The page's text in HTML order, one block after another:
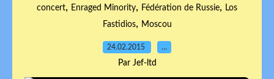
concert, Enraged Minority, Fédération de Russie, Los
Fastidios, Moscou
24.02.2015 …
Par Jef-ltd